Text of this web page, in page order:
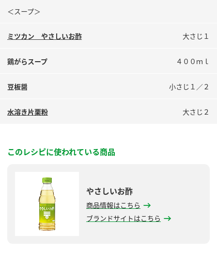
業務用サイト ミツカングループについて 製造所固有記号一覧
＜スープ＞
ミツカン やさしいお酢 大さじ１
鶏がらスープ ４００ｍｌ
豆板醤 小さじ１／２
水溶き片栗粉 大さじ２
このレシピに使われている商品
やさしいお酢
商品情報はこちら
ブランドサイトはこちら